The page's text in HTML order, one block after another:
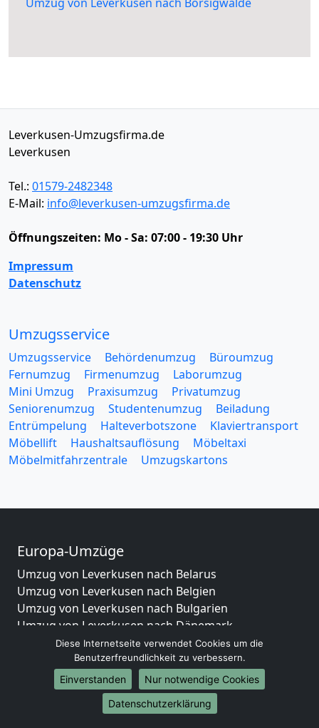
Leverkusen-Umzugsfirma.de
Leverkusen
Tel.: 01579-2482348
E-Mail: info@leverkusen-umzugsfirma.de
Öffnungszeiten: Mo - Sa: 07:00 - 19:30 Uhr
Impressum
Datenschutz
Umzugsservice
Umzugsservice Behördenumzug
Büroumzug
Fernumzug
Firmenumzug
Laborumzug
Mini Umzug
Praxisumzug
Privatumzug
Seniorenumzug
Studentenumzug
Beiladung
Entrümpelung
Halteverbotszone
Klaviertransport
Möbellift
Haushaltsauflösung
Möbeltaxi
Möbelmitfahrzentrale
Umzugskartons
Europa-Umzüge
Umzug von Leverkusen nach Belarus
Umzug von Leverkusen nach Belgien
Umzug von Leverkusen nach Bulgarien
Umzug von Leverkusen nach Dänemark
Umzug von Leverkusen nach England
Umzug von Leverkusen nach Portugal
Umzug von Leverkusen nach Bosnien
und Herzegowina
Umzug von Leverkusen nach Irland
Diese Internetseite verwendet Cookies um die
Benutzerfreundlichkeit zu verbessern.
Einverstanden
Nur notwendige Cookies
Datenschutzerklärung